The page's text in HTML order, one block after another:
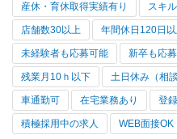
産休・育休取得実績有り スキ
店舗数30以上 年間休日120日
未経験者も応募可能 新卒も応
残業月10ｈ以下 土日休み（相
車通勤可 在宅業務あり 登
積極採用中の求人 WEB面接OK